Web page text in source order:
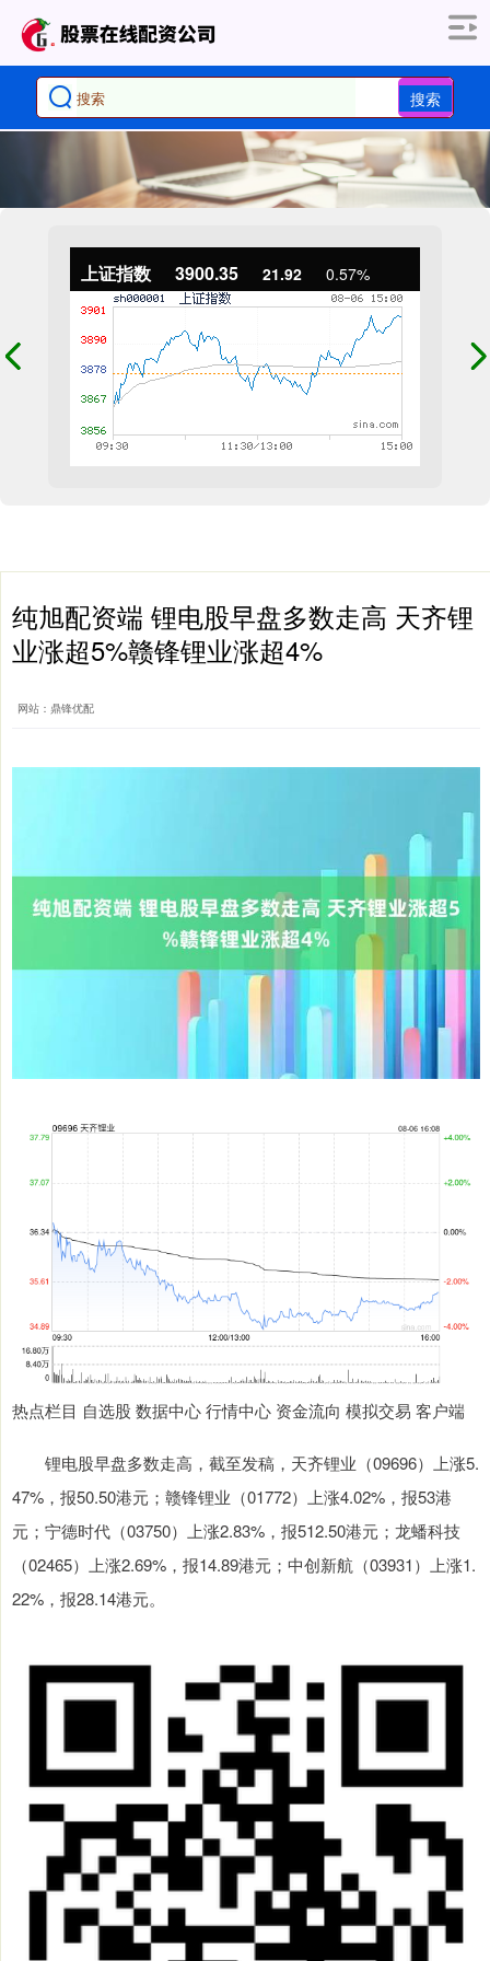
搜索
上证指数 3900.35 21.92 0.57%
纯旭配资端 锂电股早盘多数走高 天齐锂
业涨超5%赣锋锂业涨超4%
网站：鼎锋优配
热点栏目 自选股 数据中心 行情中心 资金流向 模拟交易 客户端
锂电股早盘多数走高，截至发稿，天齐锂业（09696）上涨5.
47%，报50.50港元；赣锋锂业（01772）上涨4.02%，报53港
元；宁德时代（03750）上涨2.83%，报512.50港元；龙蟠科技
（02465）上涨2.69%，报14.89港元；中创新航（03931）上涨1.
22%，报28.14港元。